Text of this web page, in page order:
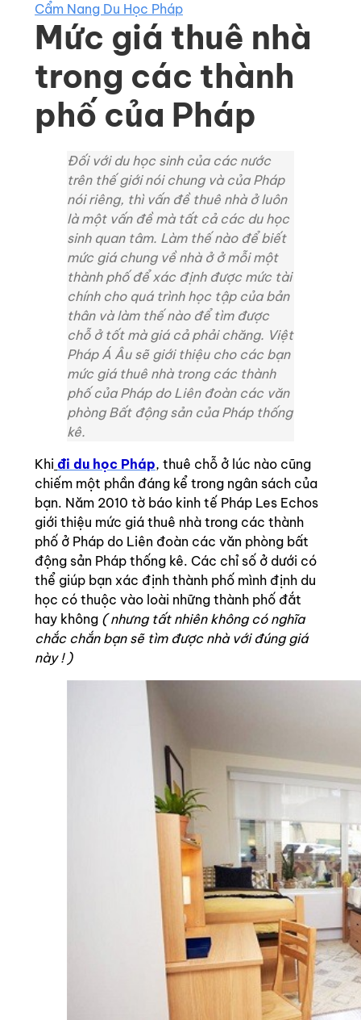
Cẩm Nang Du Học Pháp
Mức giá thuê nhà
trong các thành
phố của Pháp
Đối với du học sinh của các nước
trên thế giới nói chung và của Pháp
nói riêng, thì vấn đề thuê nhà ở luôn
là một vấn đề mà tất cả các du học
sinh quan tâm. Làm thế nào để biết
mức giá chung về nhà ở ở mỗi một
thành phố để xác định được mức tài
chính cho quá trình học tập của bản
thân và làm thế nào để tìm được
chỗ ở tốt mà giá cả phải chăng. Việt
Pháp Á Âu sẽ giới thiệu cho các bạn
mức giá thuê nhà trong các thành
phố của Pháp do Liên đoàn các văn
phòng Bất động sản của Pháp thống
kê.
Khi đi du học Pháp, thuê chỗ ở lúc nào cũng
chiếm một phần đáng kể trong ngân sách của
bạn. Năm 2010 tờ báo kinh tế Pháp Les Echos
giới thiệu mức giá thuê nhà trong các thành
phố ở Pháp do Liên đoàn các văn phòng bất
động sản Pháp thống kê. Các chỉ số ở dưới có
thể giúp bạn xác định thành phố mình định du
học có thuộc vào loài những thành phố đắt
hay không ( nhưng tất nhiên không có nghĩa
chắc chắn bạn sẽ tìm được nhà với đúng giá
này ! )